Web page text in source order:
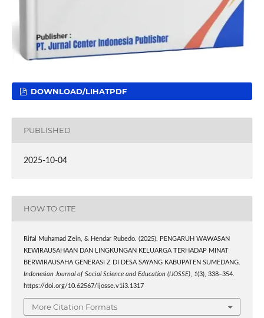
DOWNLOAD/LIHATPDF
PUBLISHED
2025-10-04
HOW TO CITE
Rifal Muhamad Zein, & Hendar Rubedo. (2025). PENGARUH WAWASAN
KEWIRAUSAHAAN DAN LINGKUNGAN KELUARGA TERHADAP MINAT
BERWIRAUSAHA GENERASI Z DI DESA SAYANG KABUPATEN SUMEDANG.
Indonesian Journal of Social Science and Education (IJOSSE), 1(3), 338–354.
https://doi.org/10.62567/ijosse.v1i3.1317
More Citation Formats